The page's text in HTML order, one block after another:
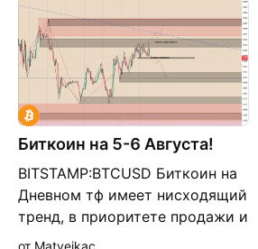
Биткоин на 5-6 Августа!
BITSTAMP:BTCUSD Биткоин на
Дневном тф имеет нисходящий
тренд, в приоритете продажи и
шорт сделки. На 4 часовом тф
от Matveikac